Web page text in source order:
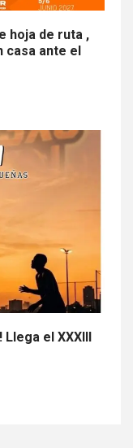
hoja de ruta ,
casa ante el
el XXXIII